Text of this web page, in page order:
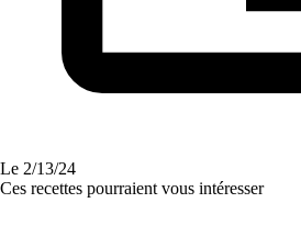
Le 2/13/24
Ces recettes pourraient vous intéresser